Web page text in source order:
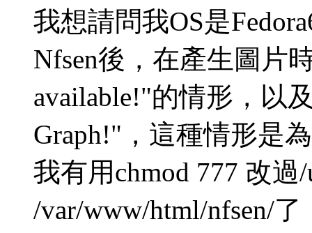
我想請問我OS是
Nfsen後，在產生圖片
available!"的情形，以
Graph!"，這種情形是
我有用chmod 777 改過
/var/www/html/nfsen/